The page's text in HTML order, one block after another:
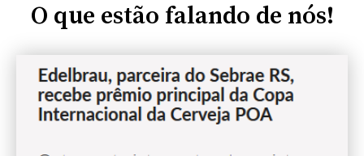
O que estão falando de nós!